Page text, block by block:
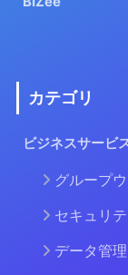
カテゴリ
ビジネスサービ
グループ
セキュリ
データ管